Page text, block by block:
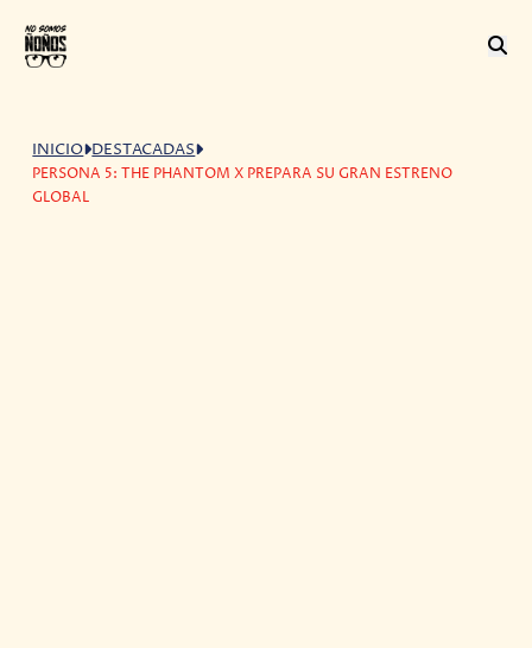
INICIO DESTACADAS
PERSONA 5: THE PHANTOM X PREPARA SU GRAN ESTRENO
GLOBAL